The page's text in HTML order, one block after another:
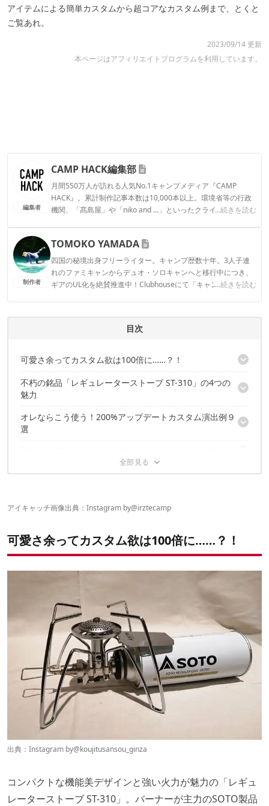
アイテムによる簡単カスタムから超コアなカスタム例まで、とくと
ご覧あれ。
2023/09/14 更新
本ページはアフィリエイトプログラムを利用しています。
編集者
CAMP HACK編集部
月間550万人が訪れる人気No.1キャンプメディア『CAMP
HACK』。累計制作記事本数は10,000本以上。環境省等の行政
機関、「髙島屋」や「niko and ...」といったクライアントとの
...続きを読む
CAMP HACK編集部のプロフィール
制作者
TOMOKO YAMADA
四国の秘境出身フリーライター。キャンプ歴数十年。3人子連
れのファミキャンからデュオ・ソロキャンへと移行中につき、
ギアのUL化を絶賛推進中！Clubhouseにて「キャンパーさんよ
...続きを読む
TOMOKO YAMADAのプロフィール
目次
可愛さ余ってカスタム欲は100倍に……？！
足りない部分はカスタムでカバー！みんなどんなカスタムして
る？
不朽の銘品「レギュレーターストーブ ST-310」の4つの
魅力
その1. マイクロレギュレーターで安定の高火力！
その4. 家庭用のCB缶が使えてコスパも◎
オレならこう使う！200%アップデートカスタム演出例９
選
②点火レバー&グリップセットで便利かつカラフルに
⑤100均一排水口蓋でカンタン自作遮熱板
⑧バーナーパット＋ミニパックグリル
⑨クッカースタンドで2バーナー化
③N-PROJECT「遮熱テーブル」
④Space fire「ST310専用アルミ遮熱板堅牢モデル」
100均一材料で！自作ヒートアタッチメント
②BLACK DESIGN「BXプレート」にビルトイン
③アシモクラフツ×デバイスワークス「BXプレート用 BX asi
circle」
④A38grateユーザー必見！これがウワサの“ニコシステム”だ
⑤A38grate+38gt310ならもはや死角ナシ！
アイキャッチ画像出典：Instagram by@irztecamp
可愛さ余ってカスタム欲は100倍に……？！
出典：Instagram by@koujitusansou_ginza
コンパクトな機能美デザインと強い火力が魅力の「レギュ
レーターストーブ ST-310」。バーナーが主力のSOTO製品